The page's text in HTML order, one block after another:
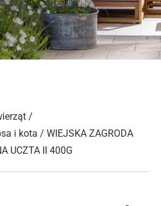
/
i kota / WIEJSKA ZAGRODA
UCZTA II 400G